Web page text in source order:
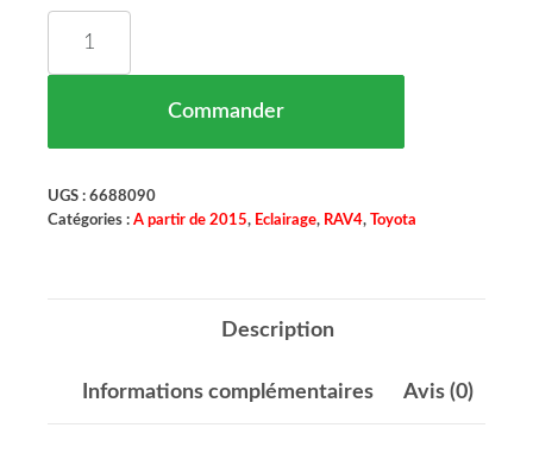
Commander
UGS : 6688090
Catégories : A partir de 2015, Eclairage, RAV4, Toyota
Description
Informations complémentaires Avis (0)